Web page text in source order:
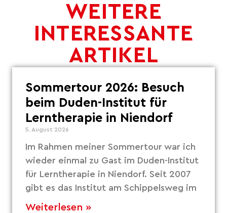
WEITERE
INTERESSANTE
ARTIKEL
Sommertour 2026: Besuch
beim Duden-Institut für
Lerntherapie in Niendorf
5. August 2026
Im Rahmen meiner Sommertour war ich
wieder einmal zu Gast im Duden-Institut
für Lerntherapie in Niendorf. Seit 2007
gibt es das Institut am Schippelsweg im
Weiterlesen »